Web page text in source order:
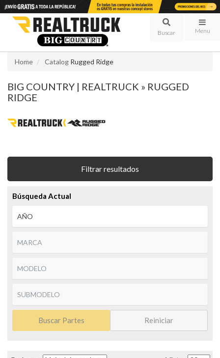
Menu
Home Catalog Rugged Ridge
BIG COUNTRY | REALTRUCK » RUGGED
RIDGE
Filtrar resultados
Búsqueda Actual
Buscar Partes Reiniciar